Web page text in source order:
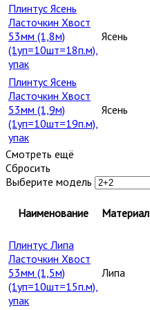
Плинтус Ясень
Ласточкин Хвост
53мм (1,8м)
(1уп=10шт=18п.м),
упак
Ясень
Плинтус Ясень
Ласточкин Хвост
53мм (1,9м)
(1уп=10шт=19п.м),
упак
Ясень
Смотреть ещё
Сбросить
Выберите модель
Наименование Материал
Плинтус Липа
Ласточкин Хвост
53мм (1,5м)
(1уп=10шт=15п.м),
упак
Липа